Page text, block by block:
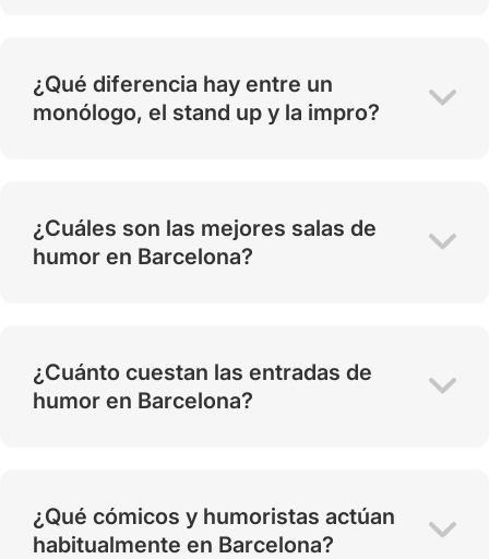
¿Qué diferencia hay entre un
monólogo, el stand up y la impro?
¿Cuáles son las mejores salas de
humor en Barcelona?
¿Cuánto cuestan las entradas de
humor en Barcelona?
¿Qué cómicos y humoristas actúan
habitualmente en Barcelona?